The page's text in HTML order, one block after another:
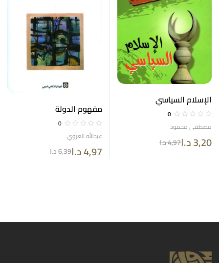
الإسلام السياسي
0
مصطفى محمود
4,97د.ا 3,20د.ا
مفهوم الدولة
0
عبدالله العروي
6,39د.ا 4,97د.ا